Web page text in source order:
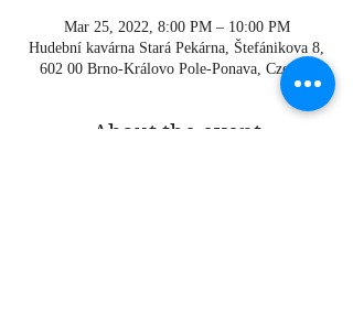
Mar 25, 2022, 8:00 PM – 10:00 PM
Hudební kavárna Stará Pekárna, Štefánikova 8,
602 00 Brno-Královo Pole-Ponava, Czechia
About the event